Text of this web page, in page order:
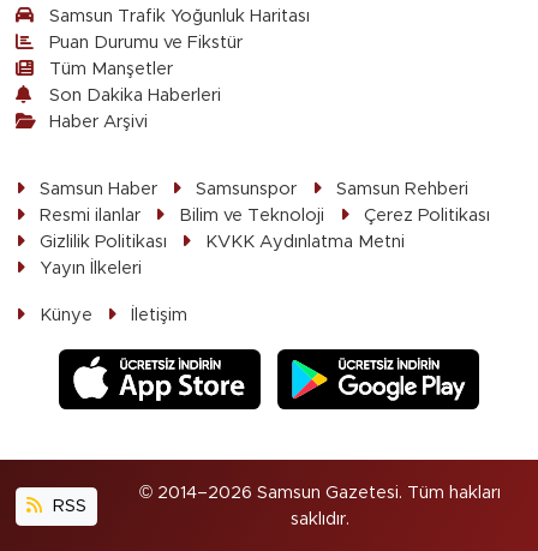
Samsun Trafik Yoğunluk Haritası
Puan Durumu ve Fikstür
Tüm Manşetler
Son Dakika Haberleri
Haber Arşivi
Samsun Haber Samsunspor
Samsun Rehberi
Resmi ilanlar
Bilim ve Teknoloji
Çerez Politikası
Gizlilik Politikası
KVKK Aydınlatma Metni
Yayın İlkeleri
Künye İletişim
RSS
© 2014–2026 Samsun Gazetesi. Tüm hakları
saklıdır.